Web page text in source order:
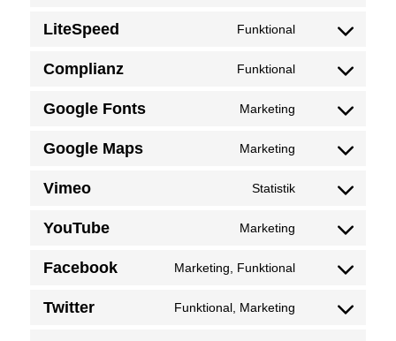
LiteSpeed Funktional
Complianz Funktional
Google Fonts Marketing
Google Maps Marketing
Vimeo Statistik
YouTube Marketing
Facebook Marketing, Funktional
Twitter Funktional, Marketing